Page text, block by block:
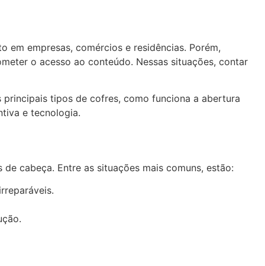
empresas, comércios e residências. Porém,
o acesso ao conteúdo. Nessas situações, contar
principais tipos de cofres, como funciona a abertura
e tecnologia.
cabeça. Entre as situações mais comuns, estão: